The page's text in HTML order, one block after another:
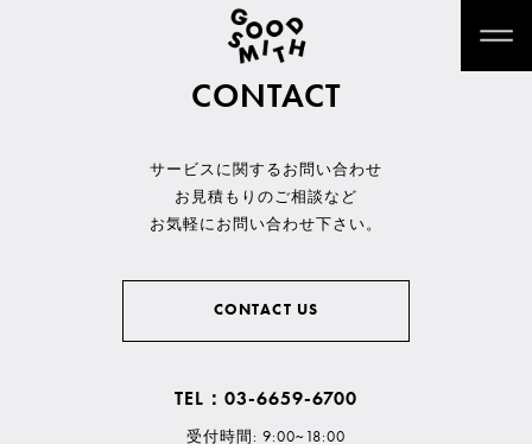
CONTACT
サービスに関するお問い合わせ
お見積もりのご相談など
お気軽にお問い合わせ下さい。
CONTACT US
TEL：03-6659-6700
受付時間: 9:00~18:00